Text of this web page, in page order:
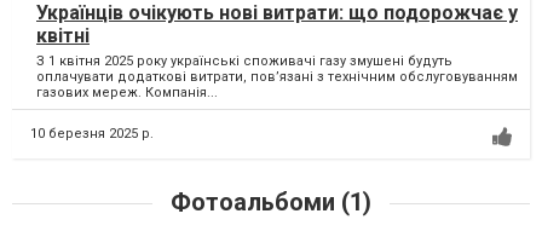
Українців очікують нові витрати: що подорожчає у
квітні
З 1 квітня 2025 року українські споживачі газу змушені будуть
оплачувати додаткові витрати, пов’язані з технічним обслуговуванням
газових мереж. Компанія...
10 березня 2025 р.
Фотоальбоми (1)